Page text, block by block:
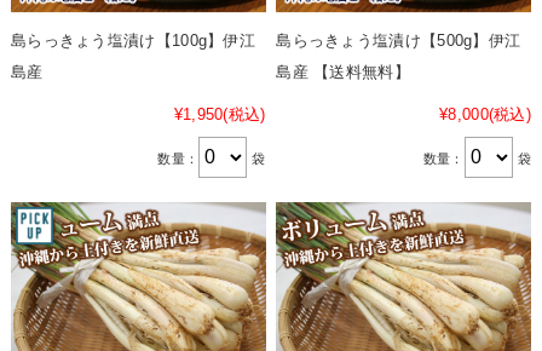
島らっきょう塩漬け【100g】伊江
島産
¥1,950(税込)
数量： 袋
島らっきょう塩漬け【500g】伊江
島産 【送料無料】
¥8,000(税込)
数量： 袋